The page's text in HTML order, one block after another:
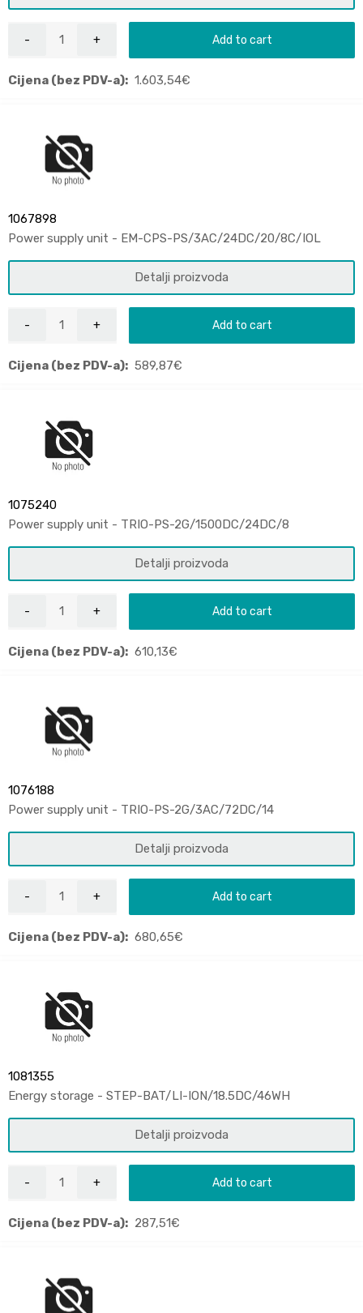
Add to cart
Cijena (bez PDV-a): 1.603,54€
1067898
Power supply unit - EM-CPS-PS/3AC/24DC/20/8C/IOL
Detalji proizvoda
Add to cart
Cijena (bez PDV-a): 589,87€
1075240
Power supply unit - TRIO-PS-2G/1500DC/24DC/8
Detalji proizvoda
Add to cart
Cijena (bez PDV-a): 610,13€
1076188
Power supply unit - TRIO-PS-2G/3AC/72DC/14
Detalji proizvoda
Add to cart
Cijena (bez PDV-a): 680,65€
1081355
Energy storage - STEP-BAT/LI-ION/18.5DC/46WH
Detalji proizvoda
Add to cart
Cijena (bez PDV-a): 287,51€